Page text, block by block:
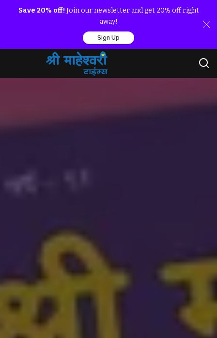
Save 20% off! Join our newsletter and get 20% off right
away!
Sign Up